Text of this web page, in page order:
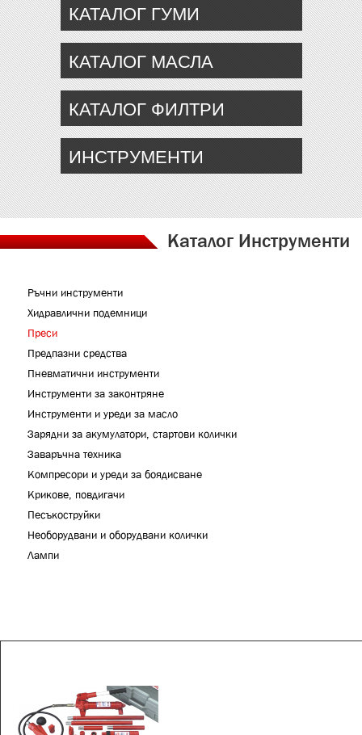
КАТАЛОГ ГУМИ
КАТАЛОГ МАСЛА
КАТАЛОГ ФИЛТРИ
ИНСТРУМЕНТИ
Каталог Инструменти
Ръчни инструменти
Хидравлични подемници
Преси
Предпазни средства
Пневматични инструменти
Инструменти за законтряне
Инструменти и уреди за масло
Зарядни за акумулатори, стартови колички
Заваръчна техника
Компресори и уреди за боядисване
Крикове, повдигачи
Песъкоструйки
Необорудвани и оборудвани колички
Лампи